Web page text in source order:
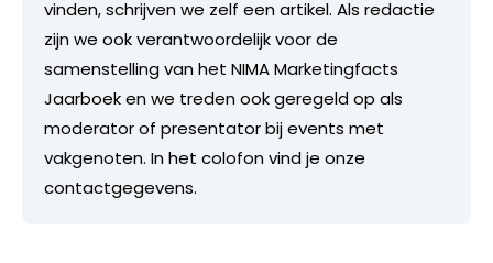
vinden, schrijven we zelf een artikel. Als redactie
zijn we ook verantwoordelijk voor de
samenstelling van het NIMA Marketingfacts
Jaarboek en we treden ook geregeld op als
moderator of presentator bij events met
vakgenoten. In het colofon vind je onze
contactgegevens.